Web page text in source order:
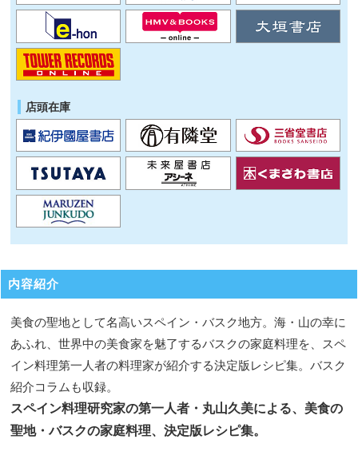
店頭在庫
内容紹介
美食の聖地として名高いスペイン・バスク地方。海・山の幸に
あふれ、世界中の美食家を魅了するバスクの家庭料理を、スペ
イン料理第一人者の料理家が紹介する決定版レシピ集。バスク
紹介コラムも収録。
スペイン料理研究家の第一人者・丸山久美による、美食の
聖地・バスクの家庭料理、決定版レシピ集。